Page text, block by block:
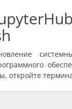
откройте